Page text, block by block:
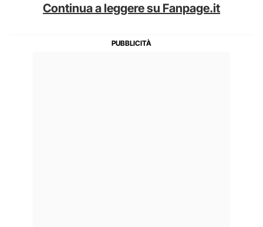
Continua a leggere su Fanpage.it